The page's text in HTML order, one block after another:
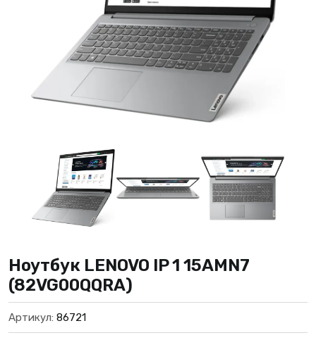
Ноутбук LENOVO IP 1 15AMN7
(82VG00QQRA)
Артикул: 86721